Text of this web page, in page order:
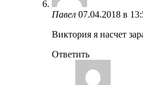
Павел 07.04.2018 в
Виктория я насчет
Ответить